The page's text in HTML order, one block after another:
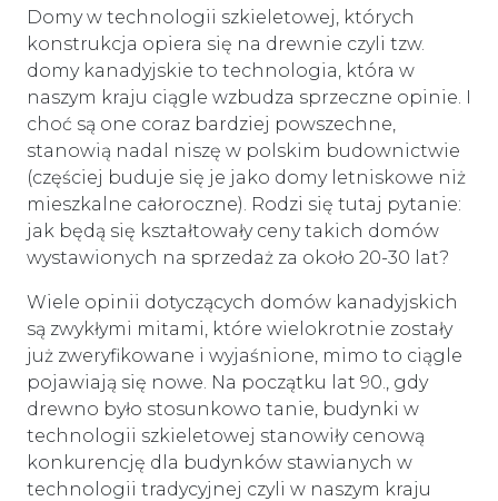
Domy w technologii szkieletowej, których
konstrukcja opiera się na drewnie czyli tzw.
domy kanadyjskie to technologia, która w
naszym kraju ciągle wzbudza sprzeczne opinie. I
choć są one coraz bardziej powszechne,
stanowią nadal niszę w polskim budownictwie
(częściej buduje się je jako domy letniskowe niż
mieszkalne całoroczne). Rodzi się tutaj pytanie:
jak będą się kształtowały ceny takich domów
wystawionych na sprzedaż za około 20-30 lat?
Wiele opinii dotyczących domów kanadyjskich
są zwykłymi mitami, które wielokrotnie zostały
już zweryfikowane i wyjaśnione, mimo to ciągle
pojawiają się nowe. Na początku lat 90., gdy
drewno było stosunkowo tanie, budynki w
technologii szkieletowej stanowiły cenową
konkurencję dla budynków stawianych w
technologii tradycyjnej czyli w naszym kraju